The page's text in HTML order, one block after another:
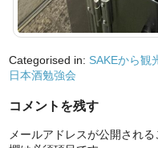
Categorised in: SAKEから観
日本酒勉強会
コメントを残す
メールアドレスが公開される